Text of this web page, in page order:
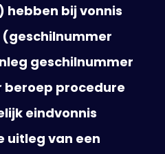
hebben bij vonnis
(geschilnummer
geschilnummer
beroep procedure
eindvonnis
uitleg van een